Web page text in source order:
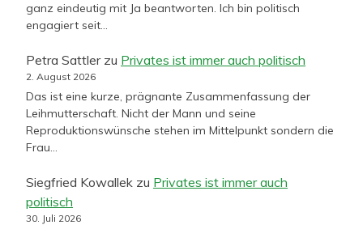
ganz eindeutig mit Ja beantworten. Ich bin politisch
engagiert seit…
Petra Sattlerzu Privates ist immer auch politisch
2. August 2026
Das ist eine kurze, prägnante Zusammenfassung der
Leihmutterschaft. Nicht der Mann und seine
Reproduktionswünsche stehen im Mittelpunkt sondern die
Frau…
Siegfried Kowallek zu Privates ist immer auch
politisch
30. Juli 2026